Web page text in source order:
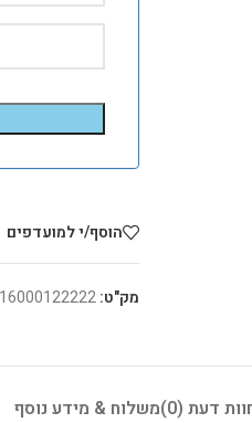
הוסף/י למועדפים
מק"ט:
דעת (0) משלוח & מידע נוסף